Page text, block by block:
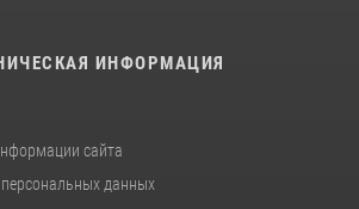
ИНФОРМАЦИЯ
сайта
данных